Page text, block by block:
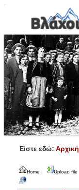
Είστε εδώ: Αρχική
Home Upload file